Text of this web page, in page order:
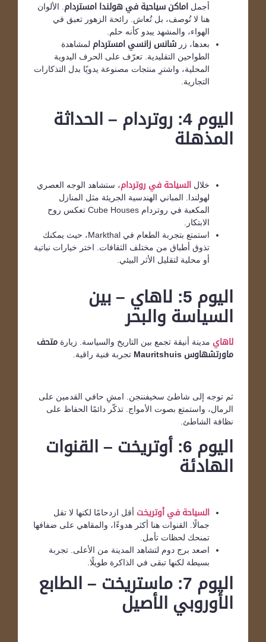
أجمل اماكن سياحية في هولندا امستردام. الألوان
هنا لا تُوصف، بل تُعاش. رائحة الزهور تعبق في
الهواء، والمشهد يبدو كأنه حلم.
بعدها، زر شانس زانسي امستردام لمشاهدة
الطواحين التقليدية. تعرّف على الحرف اليدوية
المحلية، واشترِ منتجات مصنوعة يدويًا بدل التذكارات
التجارية.
اليوم 4: روتردام – الحداثة
المذهلة
خلال السياحة في روتردام، ستشاهد الوجه العصري
لهولندا. المباني الهندسية الجريئة مثل المنازل
المكعبة في روتردام Cube Houses تعكس روح
الابتكار.
استمتع بتجربة الطعام في Markthal، حيث يمكنك
تذوق أطباق من مختلف الثقافات. اختر خيارات نباتية
أو محلية لتقليل الأثر البيئي.
اليوم 5: لاهاي – بين
السياسة والبحر
لاهاي مدينة أنيقة تجمع بين التاريخ والسياسة. زيارة متحف
ماورتشهاوس
تجربة فنية راقية.
ثم توجه إلى شاطئ سخيفننجن. امشِ حافي القدمين على
الرمال، واستمتع بصوت الأمواج. تذكّر دائمًا الحفاظ على
نظافة الشاطئ.
اليوم 6: أوتريخت – القنوات
الهادئة
السياحة في أوتريخت أقل ازدحامًا لكنها لا تقل
جمالًا. القنوات هنا أكثر هدوءًا، والمقاهي على ضفافها
تمنحك لحظات تأمل.
اصعد برج دوم لتشاهد المدينة من الأعلى. تجربة
بسيطة لكنها تبقى في الذاكرة طويلًا.
اليوم 7: ماستريخت – الطابع
الأوروبي الأصيل